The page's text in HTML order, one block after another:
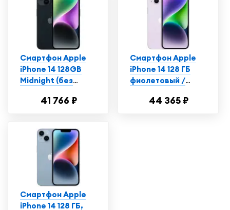
Смартфон Apple
iPhone 14 128GB
Midnight (без
41 766 ₽
Смартфон Apple
iPhone 14 128 ГБ
фиолетовый /
Телефон44 365 ₽
Смартфон Apple
iPhone 14 128 ГБ,